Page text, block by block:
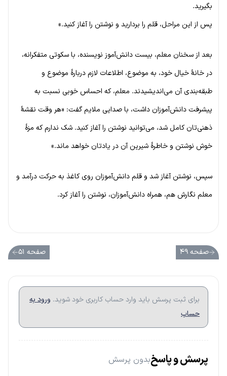
بگیرید.
پس از این مراحل، قلم را بردارید و نوشتن را آغاز کنید.»
بعد از سخنان معلم، بیست دانش‌آموز نویسنده، با سکوتی متفکرانه،
در خانهٔ خیال خود، به موضوع، اطلاعات لازم دربارهٔ موضوع و
طبقه‌بندی آن می‌اندیشیدند. معلم، که احساس خوبی نسبت به
پیشرفت دانش‌آموزان داشت، با صدایی ملایم گفت: «هر وقت نقشهٔ
ذهنی‌تان کامل شد، می‌توانید نوشتن را آغاز کنید. شک ندارم که مزهٔ
خوش نوشتن و خاطرهٔ شیرین آن در یادتان خواهد ماند.»
سپس، نوشتن آغاز شد و قلم دانش‌آموزان روی کاغذ به حرکت درآمد و
معلم نگارش هم، همراه دانش‌آموزان، نوشتن را آغاز کرد.
صفحه ۴۹ صفحه ۵۱
برای ثبت پرسش باید وارد حساب کاربری خود شوید. ورود به
حساب
پرسش و پاسخبدون پرسش